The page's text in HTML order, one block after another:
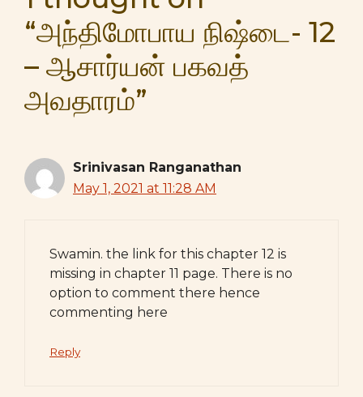
“அந்திமோபாய நிஷ்டை- 12
– ஆசார்யன் பகவத்
அவதாரம்”
Srinivasan Ranganathan
May 1, 2021 at 11:28 AM
Swamin. the link for this chapter 12 is
missing in chapter 11 page. There is no
option to comment there hence
commenting here
Reply